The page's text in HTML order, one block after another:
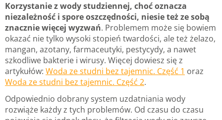
Korzystanie z wody studziennej, choć oznacza
niezależność i spore oszczędności, niesie też ze sobą
znacznie więcej wyzwań. Problemem może się bowiem
okazać nie tylko wysoki stopień twardości, ale też żelazo,
mangan, azotany, farmaceutyki, pestycydy, a nawet
szkodliwe bakterie i wirusy. Więcej dowiesz się z
artykułów: Woda ze studni bez tajemnic. Część 1 oraz
Woda ze studni bez tajemnic. Część 2.
Odpowiednio dobrany system uzdatniania wody
rozwiąże każdy z tych problemów. Od czasu do czasu